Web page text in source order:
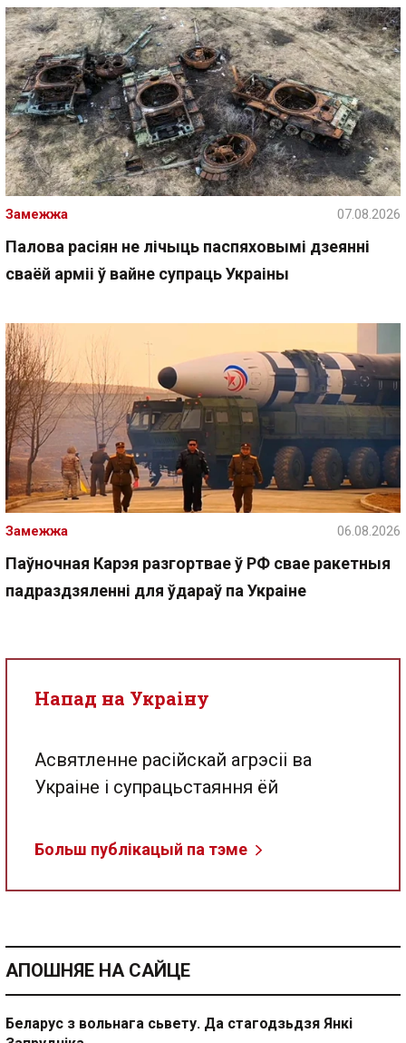
Палова расіян не лічыць паспяховымі дзеянні
сваёй арміі ў вайне супраць Украіны
Замежжа 07.08.2026
Паўночная Карэя разгортвае ў РФ свае ракетныя
падраздзяленні для ўдараў па Украіне
Замежжа 06.08.2026
Напад на Украіну
Асвятленне расійскай агрэсіі ва
Украіне і супрацьстаяння ёй
Больш публікацый па тэме
АПОШНЯЕ НА САЙЦЕ
Беларус з вольнага сьвету. Да стагодзьдзя Янкі